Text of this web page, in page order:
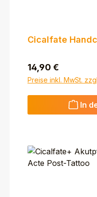
Cicalfate
Regulärer Preis:
14,90 €
Preise inkl. MwSt.
In